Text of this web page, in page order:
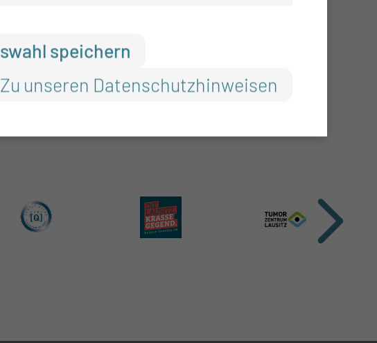
speichern
Zu unseren Datenschutzhinweisen